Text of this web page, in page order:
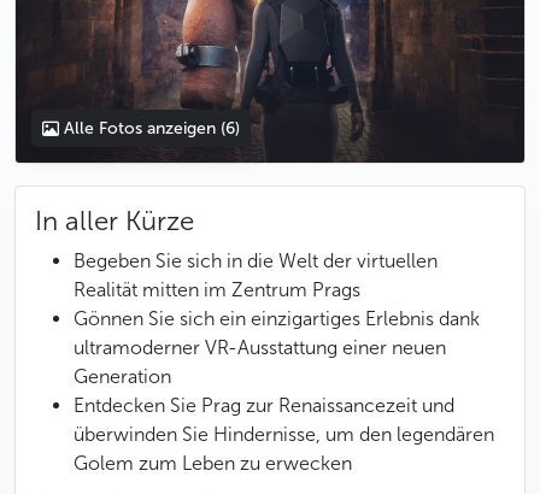
Alle Fotos anzeigen (6)
In aller Kürze
Begeben Sie sich in die Welt der virtuellen
Realität mitten im Zentrum Prags
Gönnen Sie sich ein einzigartiges Erlebnis dank
ultramoderner VR-Ausstattung einer neuen
Generation
Entdecken Sie Prag zur Renaissancezeit und
überwinden Sie Hindernisse, um den legendären
Golem zum Leben zu erwecken